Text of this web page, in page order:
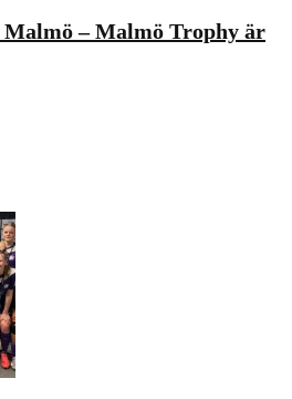
– Malmö Trophy är